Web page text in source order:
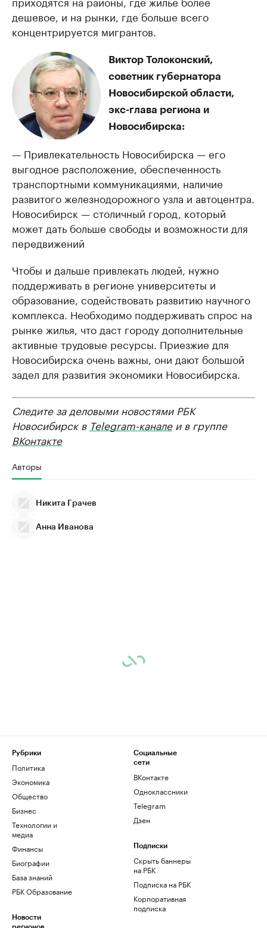
дешевое, и на рынки, где больше всего
концентрируется мигрантов.
Виктор Толоконский,
советник губернатора
Новосибирской области,
экс-глава региона и
Новосибирска:
— Привлекательность Новосибирска — его
выгодное расположение, обеспеченность
транспортными коммуникациями, наличие
развитого железнодорожного узла и автоцентра.
Новосибирск — столичный город, который
может дать больше свободы и возможности для
передвижений
Чтобы и дальше привлекать людей, нужно
поддерживать в регионе университеты и
образование, содействовать развитию научного
комплекса. Необходимо поддерживать спрос на
рынке жилья, что даст городу дополнительные
активные трудовые ресурсы. Приезжие для
Новосибирска очень важны, они дают большой
задел для развития экономики Новосибирска.
Следите за деловыми новостями РБК
Новосибирск в Telegram-каналеи в группе
ВКонтакте
Авторы
Никита Грачев
Анна Иванова
Рубрики
Политика
Экономика
Общество
Бизнес
Технологии и
медиа
Финансы
Биографии
База знаний
РБК Образование
Новости
Социальные
сети
ВКонтакте
Одноклассники
Telegram
Дзен
Подписки
Скрыть баннеры
на РБК
Подписка на РБК
Корпоративная
подписка